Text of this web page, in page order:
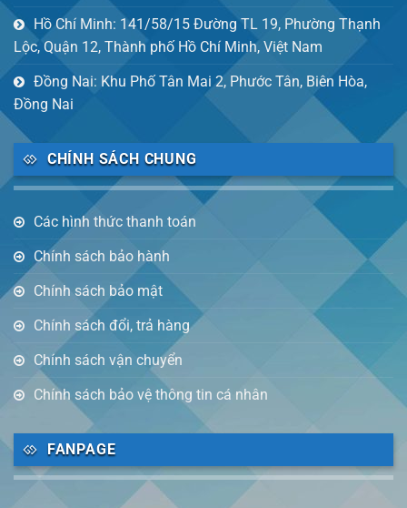
Hồ Chí Minh: 141/58/15 Đường TL 19, Phường Thạnh
Lộc, Quận 12, Thành phố Hồ Chí Minh, Việt Nam
Đồng Nai: Khu Phố Tân Mai 2, Phước Tân, Biên Hòa,
Đồng Nai
CHÍNH SÁCH CHUNG
Các hình thức thanh toán
Chính sách bảo hành
Chính sách bảo mật
Chính sách đổi, trả hàng
Chính sách vận chuyển
Chính sách bảo vệ thông tin cá nhân
FANPAGE